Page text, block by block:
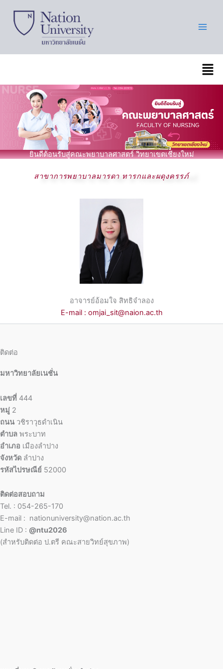
content
เมนู
ยินดีต้อนรับสู่คณะพยาบาลศาสตร์ วิทยาเขตเชียงใหม่
สาขาการพยาบาลมารดา ทารกและผดุงครรภ์
อาจารย์อ้อมใจ สิทธิจำลอง
E-mail : omjai_sit@naion.ac.th
ติดต่อ
มหาวิทยาลัยเนชั่น
เลขที่ 444
หมู่ 2
ถนน วชิราวุธดำเนิน
ตำบล พระบาท
อำเภอ เมืองลำปาง
จังหวัด ลำปาง
รหัสไปรษณีย์ 52000
ติดต่อสอบถาม
Tel. : 054-265-170
E-mail : nationuniversity@nation.ac.th
Line ID : @ntu2026
(สำหรับติดต่อ ป.ตรี คณะสายวิทย์สุขภาพ)